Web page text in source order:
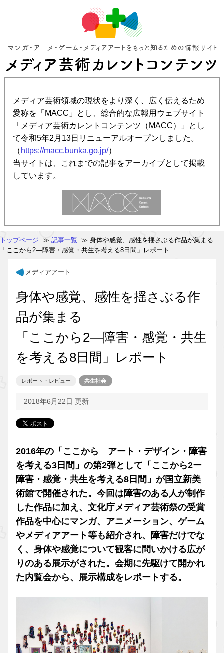
メディア芸術領域の現状をより深く、広く伝えるため
愛称を「MACC」とし、総合的な広報用ウェブサイト
「メディア芸術カレントコンテンツ（MACC）」とし
て令和5年2月13日リニューアルオープンしました。
（ https://macc.bunka.go.jp/）
当サイトは、これまでの記事をアーカイブとして掲載
しています。
トップページ ≫ 記事一覧 ≫ 身体や感覚、感性を揺さぶる作品が集まる
「ここから2―障害・感覚・共生を考える8日間」レポート
メディアアート
身体や感覚、感性を揺さぶる作
品が集まる
「ここから2―障害・感覚・共生
を考える8日間」レポート
レポート・レビュー 共生社会
2018年6月22日 更新
2016年の「ここから アート・デザイン・障害
を考える3日間」の第2弾として「ここから2ー
障害・感覚・共生を考える8日間」が国立新美
術館で開催された。今回は障害のある人が制作
した作品に加え、文化庁メディア芸術祭の受賞
作品を中心にマンガ、アニメーション、ゲーム
やメディアアート等も紹介され、障害だけでな
く、身体や感覚について観客に問いかける広が
りのある展示がされた。会期に先駆けて開かれ
た内覧会から、展示構成をレポートする。